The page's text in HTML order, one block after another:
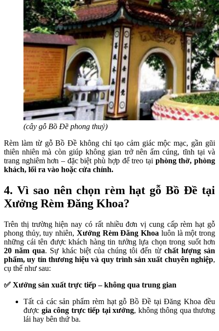
(cây gỗ Bồ Đề phong thuỷ)
Rèm làm từ gỗ Bồ Đề không chỉ tạo cảm giác mộc mạc, gần gũi
thiên nhiên mà còn giúp không gian trở nên ấm cúng, tĩnh tại và
trang nghiêm hơn – đặc biệt phù hợp để treo tại phòng thờ, phòng
khách, lối ra vào hoặc cửa chính.
4. Vì sao nên chọn rèm hạt gỗ Bồ Đề tại
Xưởng Rèm Đăng Khoa?
Trên thị trường hiện nay có rất nhiều đơn vị cung cấp rèm hạt gỗ
phong thủy, tuy nhiên, Xưởng Rèm Đăng Khoa luôn là một trong
những cái tên được khách hàng tin tưởng lựa chọn trong suốt hơn
20 năm qua. Sự khác biệt của chúng tôi đến từ chất lượng sản
phẩm, uy tín thương hiệu và quy trình sản xuất chuyên nghiệp,
cụ thể như sau:
✅ Xưởng sản xuất trực tiếp – không qua trung gian
Tất cả các sản phẩm rèm hạt gỗ Bồ Đề tại Đăng Khoa đều
được gia công trực tiếp tại xưởng, không thông qua thương
lái hay bên thứ ba.